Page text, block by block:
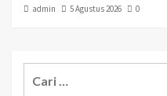
admin 5 Agustus 2026 0